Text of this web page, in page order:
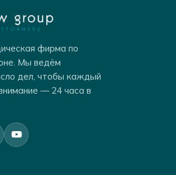
фирма по
Мы ведём
дел, чтобы каждый
— 24 часа в